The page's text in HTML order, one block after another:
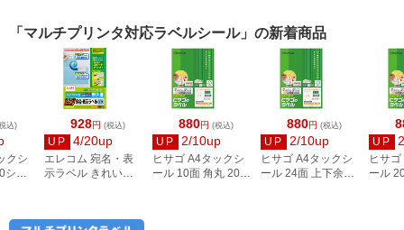
「マルチプリンタ対応ラベルシール」の新着商品
928円 (税込)
UP 4/20up
エレコム 宛名・表
示ラベル きれい貼
880円 (税込)
UP 2/10up
ヒサゴ A4タックシ
ール 10面 角丸 20シ
880円 (税込)
UP 2/10up
ヒサゴ A4タックシ
ール 24面 上下余白
UP
ヒサ
ール
込)
クシ
ー